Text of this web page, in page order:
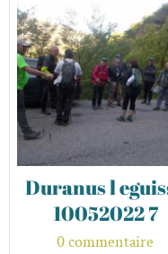
Duranus l
10052022 7
0 commentaire